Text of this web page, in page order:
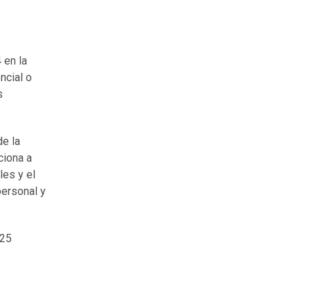
en la
o
la
a
y el
y